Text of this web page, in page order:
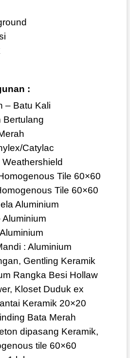
:
– Batu Kali
Bertulang
Catylac
Tile 60×60
Tile 60×60
Aluminium
Aluminium
: Aluminium
Gentling Keramik
Rangka Besi Hollaw
Kloset Duduk ex
Keramik 20×20
Bata Merah
dipasang Keramik,
tile 60×60